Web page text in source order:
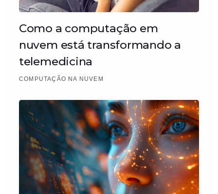
Como a computação em
nuvem está transformando a
telemedicina
COMPUTAÇÃO NA NUVEM